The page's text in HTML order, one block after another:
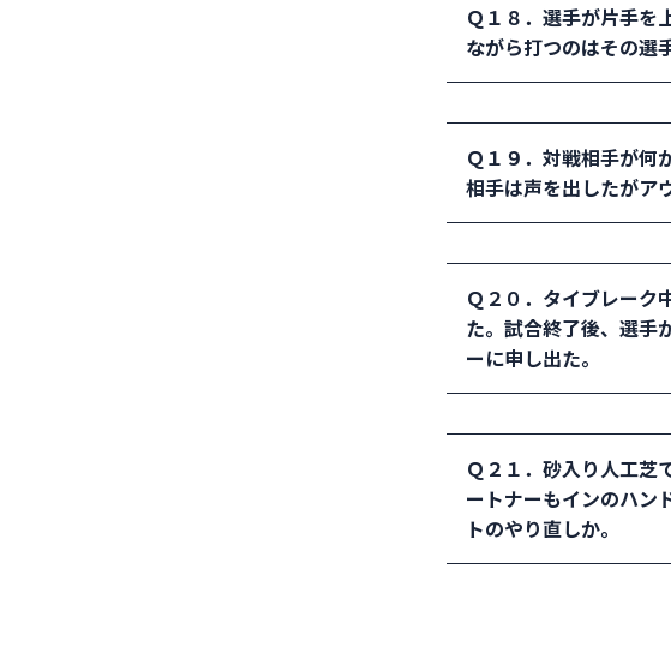
え到着を待ちながら選
ェリーの指示に従う。
Ｑ１８．選手が片手を
ながら打つのはその選
解決例： どのような
て見分けられるように
止めた選手にとっては
Ｑ１９．対戦相手が何
相手は声を出したがア
解決例： セルフジャ
レー中に声を出すこと
のような声をどのタイ
手の失点となる。た
Ｑ２０．タイブレーク
た。試合終了後、選手
ーに申し出た。
解決例： 公式トーナ
一度再開することは認
では、いつの時点を試
Ｑ２１．砂入り人工芝
ートナーもインのハン
トのやり直しか。